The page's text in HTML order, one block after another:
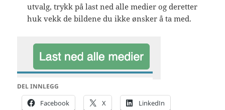
utvalg, trykk på last ned alle medier og deretter
huk vekk de bildene du ikke ønsker å ta med.
DEL INNLEGG
Facebook X LinkedIn